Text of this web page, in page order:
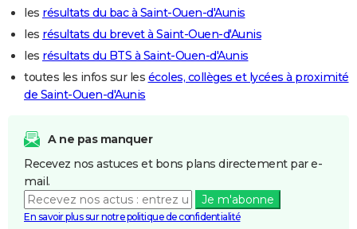
les résultats du bac à Saint-Ouen-d'Aunis
les résultats du brevet à Saint-Ouen-d'Aunis
les résultats du BTS à Saint-Ouen-d'Aunis
toutes les infos sur les écoles, collèges et lycées à proximité
de Saint-Ouen-d'Aunis
A ne pas manquer
Recevez nos astuces et bons plans directement par e-
mail.
Je m'abonne
En savoir plus sur notre politique de confidentialité